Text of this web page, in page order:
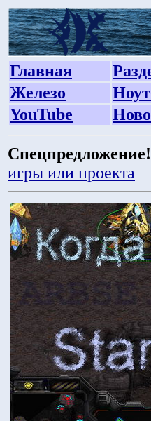
Главная
Железо
YouTube
Спецпредложение!
игры или проекта